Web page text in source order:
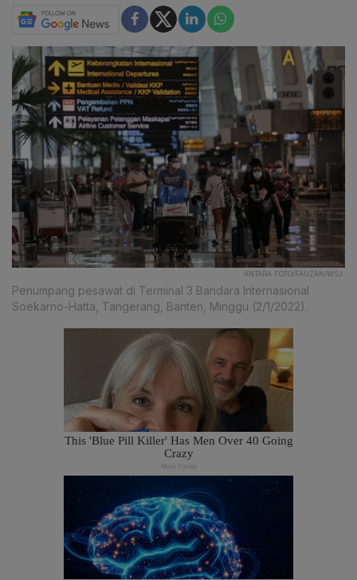
ANTARA FOTO/FAUZAN/WSJ.
Penumpang pesawat di Terminal 3 Bandara Internasional
Soekarno-Hatta, Tangerang, Banten, Minggu (2/1/2022).